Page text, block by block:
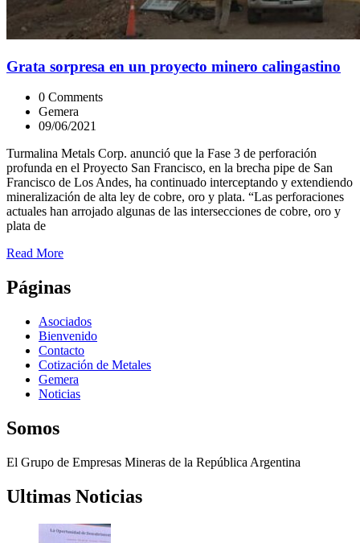
Grata sorpresa en un proyecto minero calingastino
0 Comments
Gemera
09/06/2021
Turmalina Metals Corp. anunció que la Fase 3 de perforación
profunda en el Proyecto San Francisco, en la brecha pipe de San
Francisco de Los Andes, ha continuado interceptando y extendiendo
mineralización de alta ley de cobre, oro y plata. “Las perforaciones
actuales han arrojado algunas de las intersecciones de cobre, oro y
plata de
Read More
Páginas
Asociados
Bienvenido
Contacto
Cotización de Metales
Gemera
Noticias
Somos
El Grupo de Empresas Mineras de la República Argentina
Ultimas Noticias